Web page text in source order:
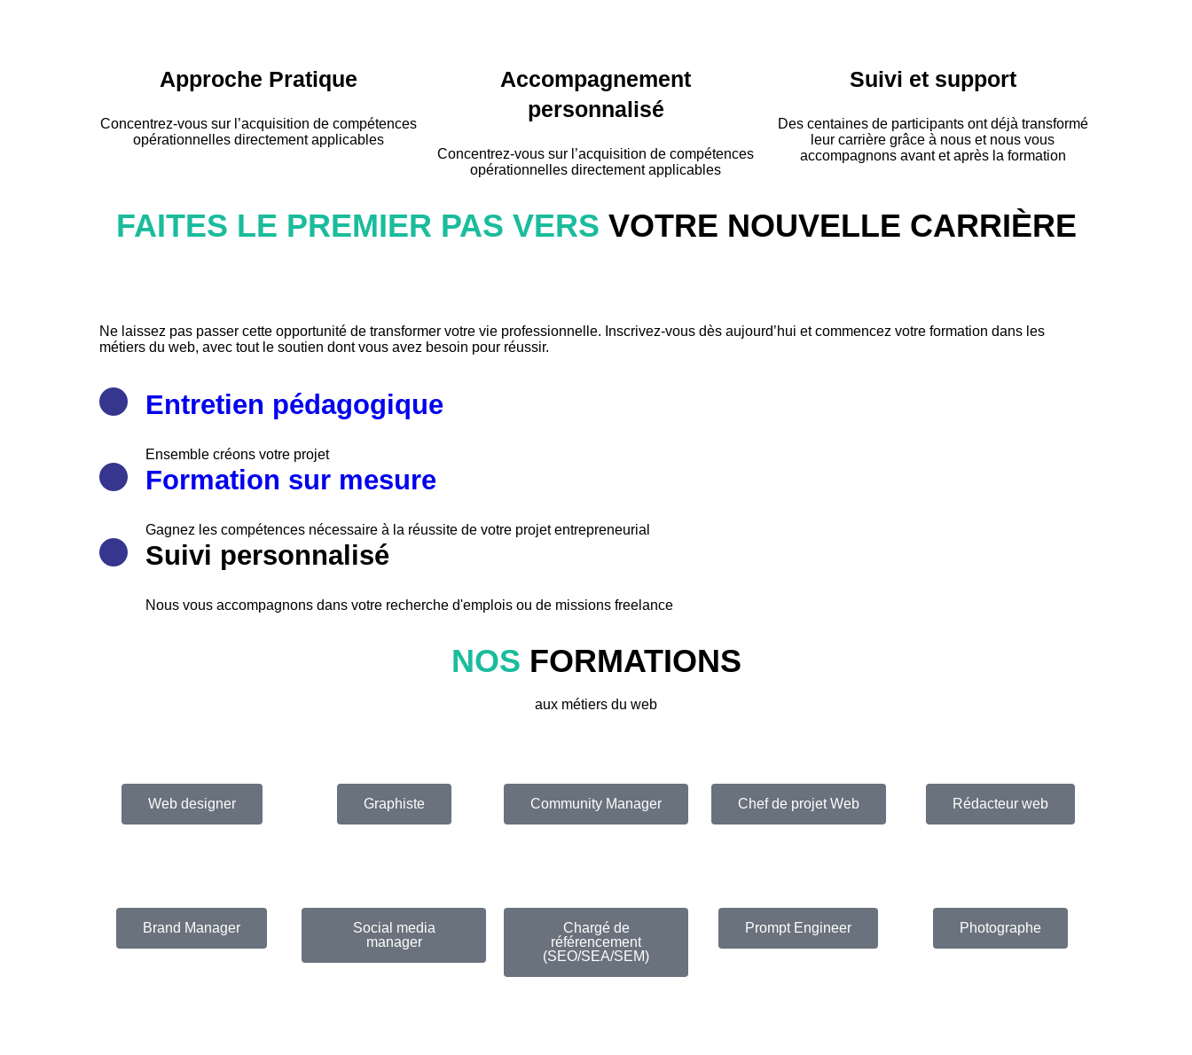
Approche Pratique
Concentrez-vous sur l’acquisition de compétences
opérationnelles directement applicables
Accompagnement
personnalisé
Concentrez-vous sur l’acquisition de compétences
opérationnelles directement applicables
Suivi et support
Des centaines de participants ont déjà transformé
leur carrière grâce à nous et nous vous
accompagnons avant et après la formation
FAITES LE PREMIER PAS VERS VOTRE NOUVELLE CARRIÈRE
Ne laissez pas passer cette opportunité de transformer votre vie professionnelle. Inscrivez-vous dès aujourd’hui et commencez votre formation dans les
métiers du web, avec tout le soutien dont vous avez besoin pour réussir.
Entretien pédagogique
Ensemble créons votre projet
Formation sur mesure
Gagnez les compétences nécessaire à la réussite de votre projet entrepreneurial
Suivi personnalisé
Nous vous accompagnons dans votre recherche d'emplois ou de missions freelance
NOS FORMATIONS
aux métiers du web
Web designer Graphiste Community Manager Chef de projet Web Rédacteur web
Brand Manager
Social media
manager
Chargé de
référencement
(SEO/SEA/SEM)
Prompt Engineer Photographe